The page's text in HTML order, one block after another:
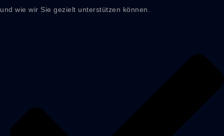
und wie wir Sie gezielt unterstützen können.